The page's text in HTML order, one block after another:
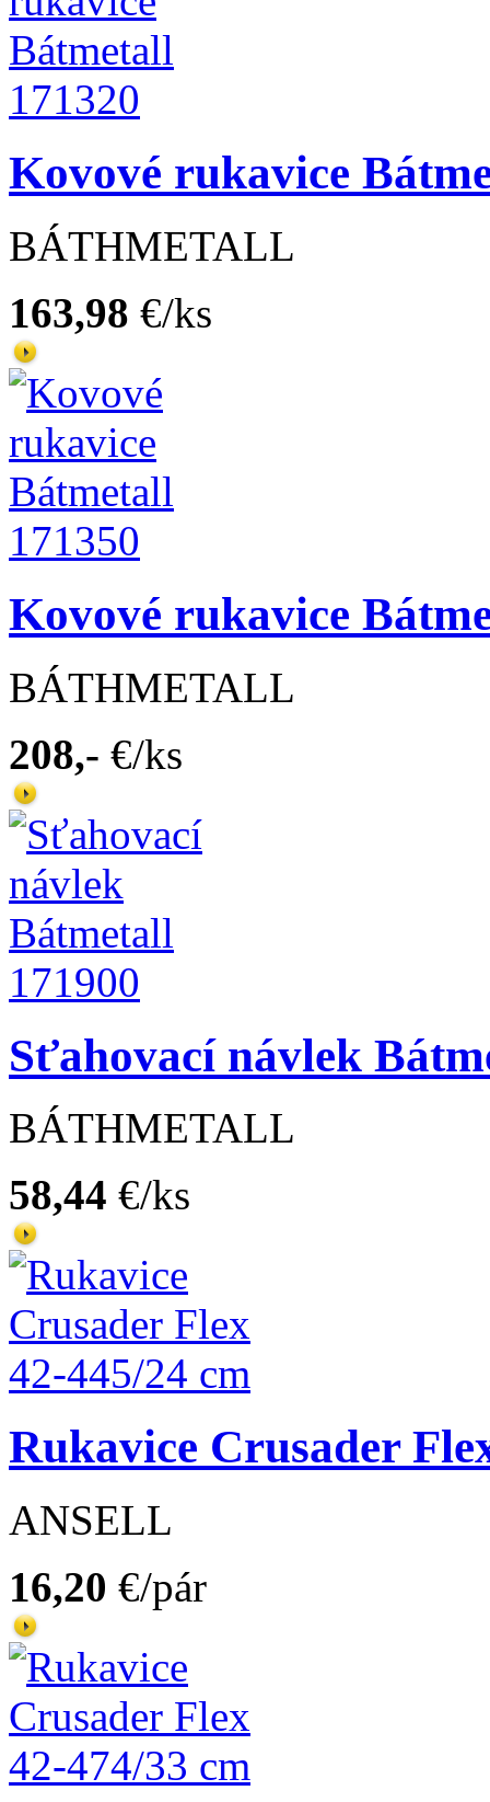
Kovové rukavice
BÁTHMETALL
163,98 €/ks
Kovové rukavice
BÁTHMETALL
208,- €/ks
Sťahovací návlek
BÁTHMETALL
58,44 €/ks
Rukavice Crusader
ANSELL
16,20 €/pár